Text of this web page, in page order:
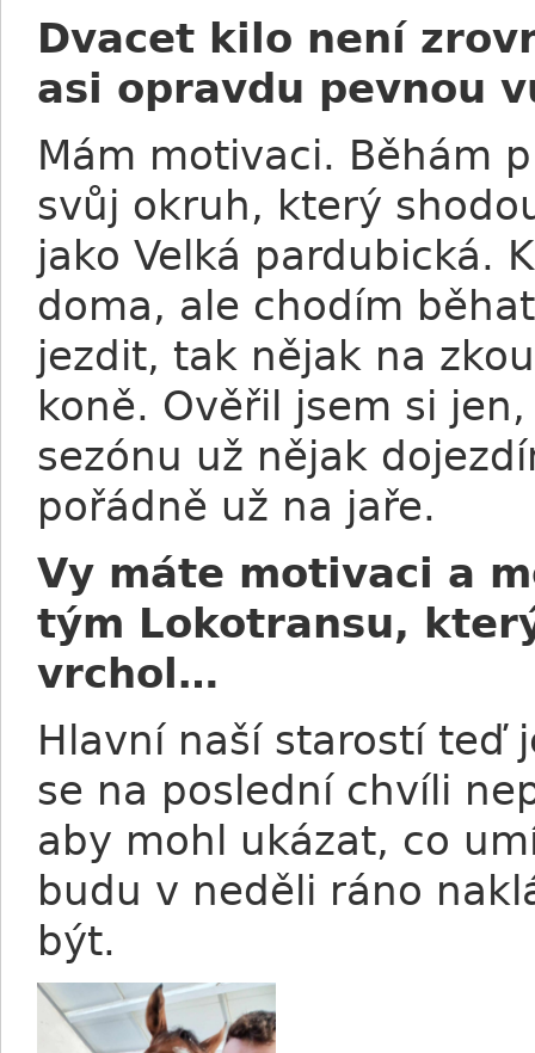
Dvacet kilo není
asi opravdu pevnou
Mám motivaci. Běhám
svůj okruh, který
jako Velká pardubická.
doma, ale chodím
jezdit, tak nějak na
koně. Ověřil jsem si
sezónu už nějak
pořádně už na jaře.
Vy máte motivaci a
tým Lokotransu,
vrchol…
Hlavní naší starostí teď
se na poslední chvíli
aby mohl ukázat, co
budu v neděli ráno
být.